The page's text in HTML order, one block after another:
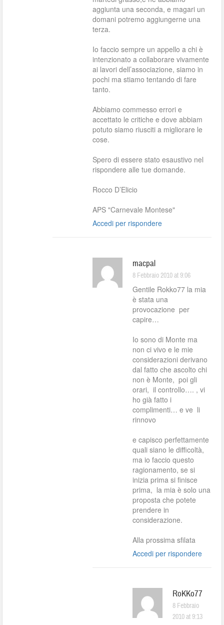
aggiunta una seconda, e magari un
domani potremo aggiungerne una
terza.
Io faccio sempre un appello a chi è
intenzionato a collaborare vivamente
ai lavori dell’associazione, siamo in
pochi ma stiamo tentando di fare
tanto.
Abbiamo commesso errori e
accettato le critiche e dove abbiam
potuto siamo riusciti a migliorare le
cose.
Spero di essere stato esaustivo nel
rispondere alle tue domande.
Rocco D’Elicio
APS "Carnevale Montese"
Accedi per rispondere
macpal
8 Febbraio 2010 at 9:06
Gentile Rokko77 la mia
è stata una
provocazione per
capire…
Io sono di Monte ma
non ci vivo e le mie
considerazioni derivano
dal fatto che ascolto chi
non è Monte, poi gli
orari, il controllo…. , vi
ho già fatto i
complimenti… e ve li
rinnovo
e capisco perfettamente
quali siano le difficoltà,
ma io faccio questo
ragionamento, se si
inizia prima si finisce
prima, la mia è solo una
proposta che potete
prendere in
considerazione.
Alla prossima sfilata
Accedi per rispondere
RoKKo77
8 Febbraio
2010 at 9:13